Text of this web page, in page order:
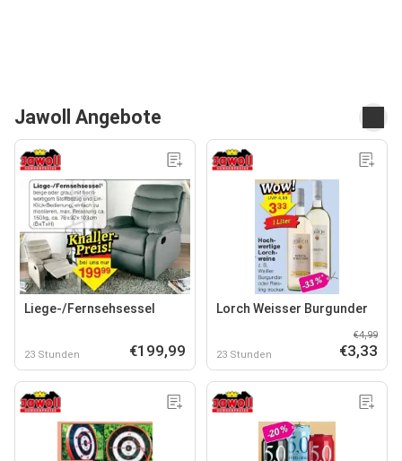
Jawoll Angebote
Liege-/Fernsehsessel
23 Stunden €199,99
Lorch Weisser Burgunder
23 Stunden
€4,99
€3,33